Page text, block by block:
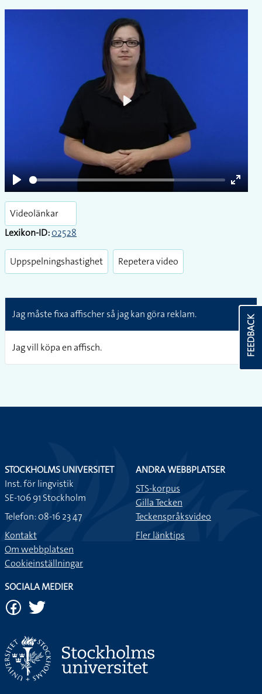
Play
Enter
Videolänkar
Lexikon-ID:02528
Uppspelningshastighet Repetera video
Jag måste fixa affischer så jag kan göra reklam.
Jag vill köpa en affisch. FEEDBACK
STOCKHOLMS UNIVERSITET
Inst. för lingvistik
SE-106 91 Stockholm
Telefon: 08-16 23 47
Kontakt
Om webbplatsen
Cookieinställningar
ANDRA WEBBPLATSER
STS-korpus
Gilla Tecken
Teckenspråksvideo
Fler länktips
SOCIALA MEDIER